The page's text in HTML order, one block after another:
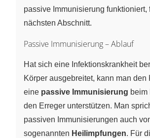
passive Immunisierung funktioniert,
nächsten Abschnitt.
Passive Immunisierung – Ablauf
Hat sich eine Infektionskrankheit
Körper ausgebreitet, kann man den
eine passive Immunisierung beim
den Erreger unterstützen. Man
passiven Immunisierungen auch
sogenannten Heilimpfungen. Für